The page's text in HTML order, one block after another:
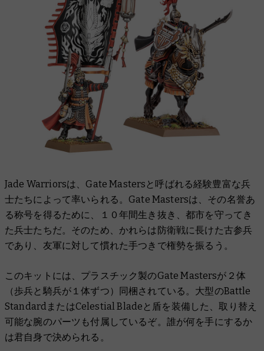
Jade Warriorsは、Gate Mastersと呼ばれる経験豊富な兵
士たちによって率いられる。Gate Mastersは、その名誉あ
る称号を得るために、１０年間生き抜き、都市を守ってき
た兵士たちだ。そのため、かれらは防衛戦に長けた古参兵
であり、友軍に対して慣れた手つきで権勢を振るう。
このキットには、プラスチック製のGate Mastersが２体
（歩兵と騎兵が１体ずつ）同梱されている。大型のBattle
StandardまたはCelestial Bladeと盾を装備した、取り替え
可能な腕のパーツも付属しているぞ。誰が何を手にするか
は君自身で決められる。